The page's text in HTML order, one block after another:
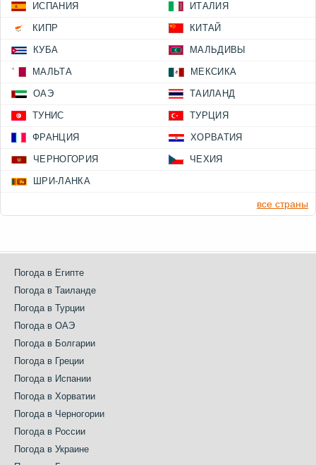
ИСПАНИЯ ИТАЛИЯ
КИПР КИТАЙ
КУБА МАЛЬДИВЫ
МАЛЬТА МЕКСИКА
ОАЭ ТАИЛАНД
ТУНИС ТУРЦИЯ
ФРАНЦИЯ ХОРВАТИЯ
ЧЕРНОГОРИЯ ЧЕХИЯ
ШРИ-ЛАНКА
все страны
Погода в Египте
Погода в Таиланде
Погода в Турции
Погода в ОАЭ
Погода в Болгарии
Погода в Греции
Погода в Испании
Погода в Хорватии
Погода в Черногории
Погода в России
Погода в Украине